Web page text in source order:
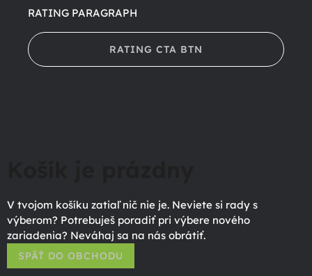
RATING PARAGRAPH
RATING CTA BTN
V tvojom košíku zatiaľ nič nie je. Neviete si rady s
výberom? Potrebuješ poradiť pri výbere nového
zariadenia? Neváhaj sa na nás obrátiť.
SPÄŤ DO OBCHODU